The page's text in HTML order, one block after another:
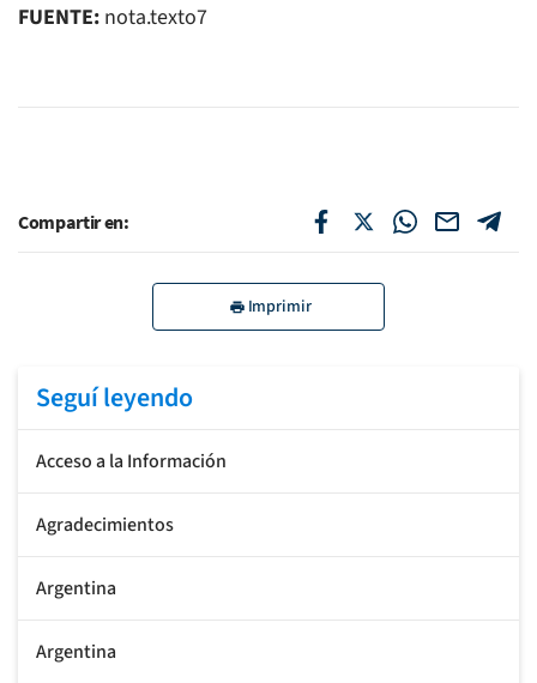
FUENTE: nota.texto7
Compartir en:
Imprimir
Seguí leyendo
Acceso a la Información
Agradecimientos
Argentina
Argentina